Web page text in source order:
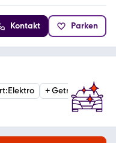
Kontakt Parken
:Elektro +Getriebe: